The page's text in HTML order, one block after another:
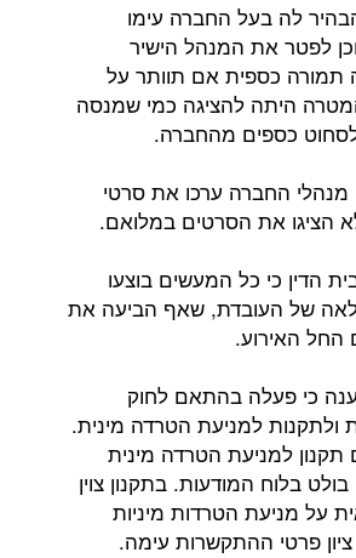
לה בעל החברה עימו
לפטר את המנהל הישיר
תמורה כספית אם תוותר על
היתה להציגה כמי שמנסה
כספים מהחברה.
מנהלי החברה ערכו את סרטי
הציגו את הסרטים במלואם.
הדין כי כל המעשים בוצעו
של העובדת, שאף הביעה את
האירוע.
כי פעלה בהתאם לחוק
ולתקנות למניעת הטרדה מינית.
למניעת הטרדה מינית
בלוח המודעות. בתקנון צוין
על מניעת הטרדות מיניות
פרטי ההתקשרות עימה.